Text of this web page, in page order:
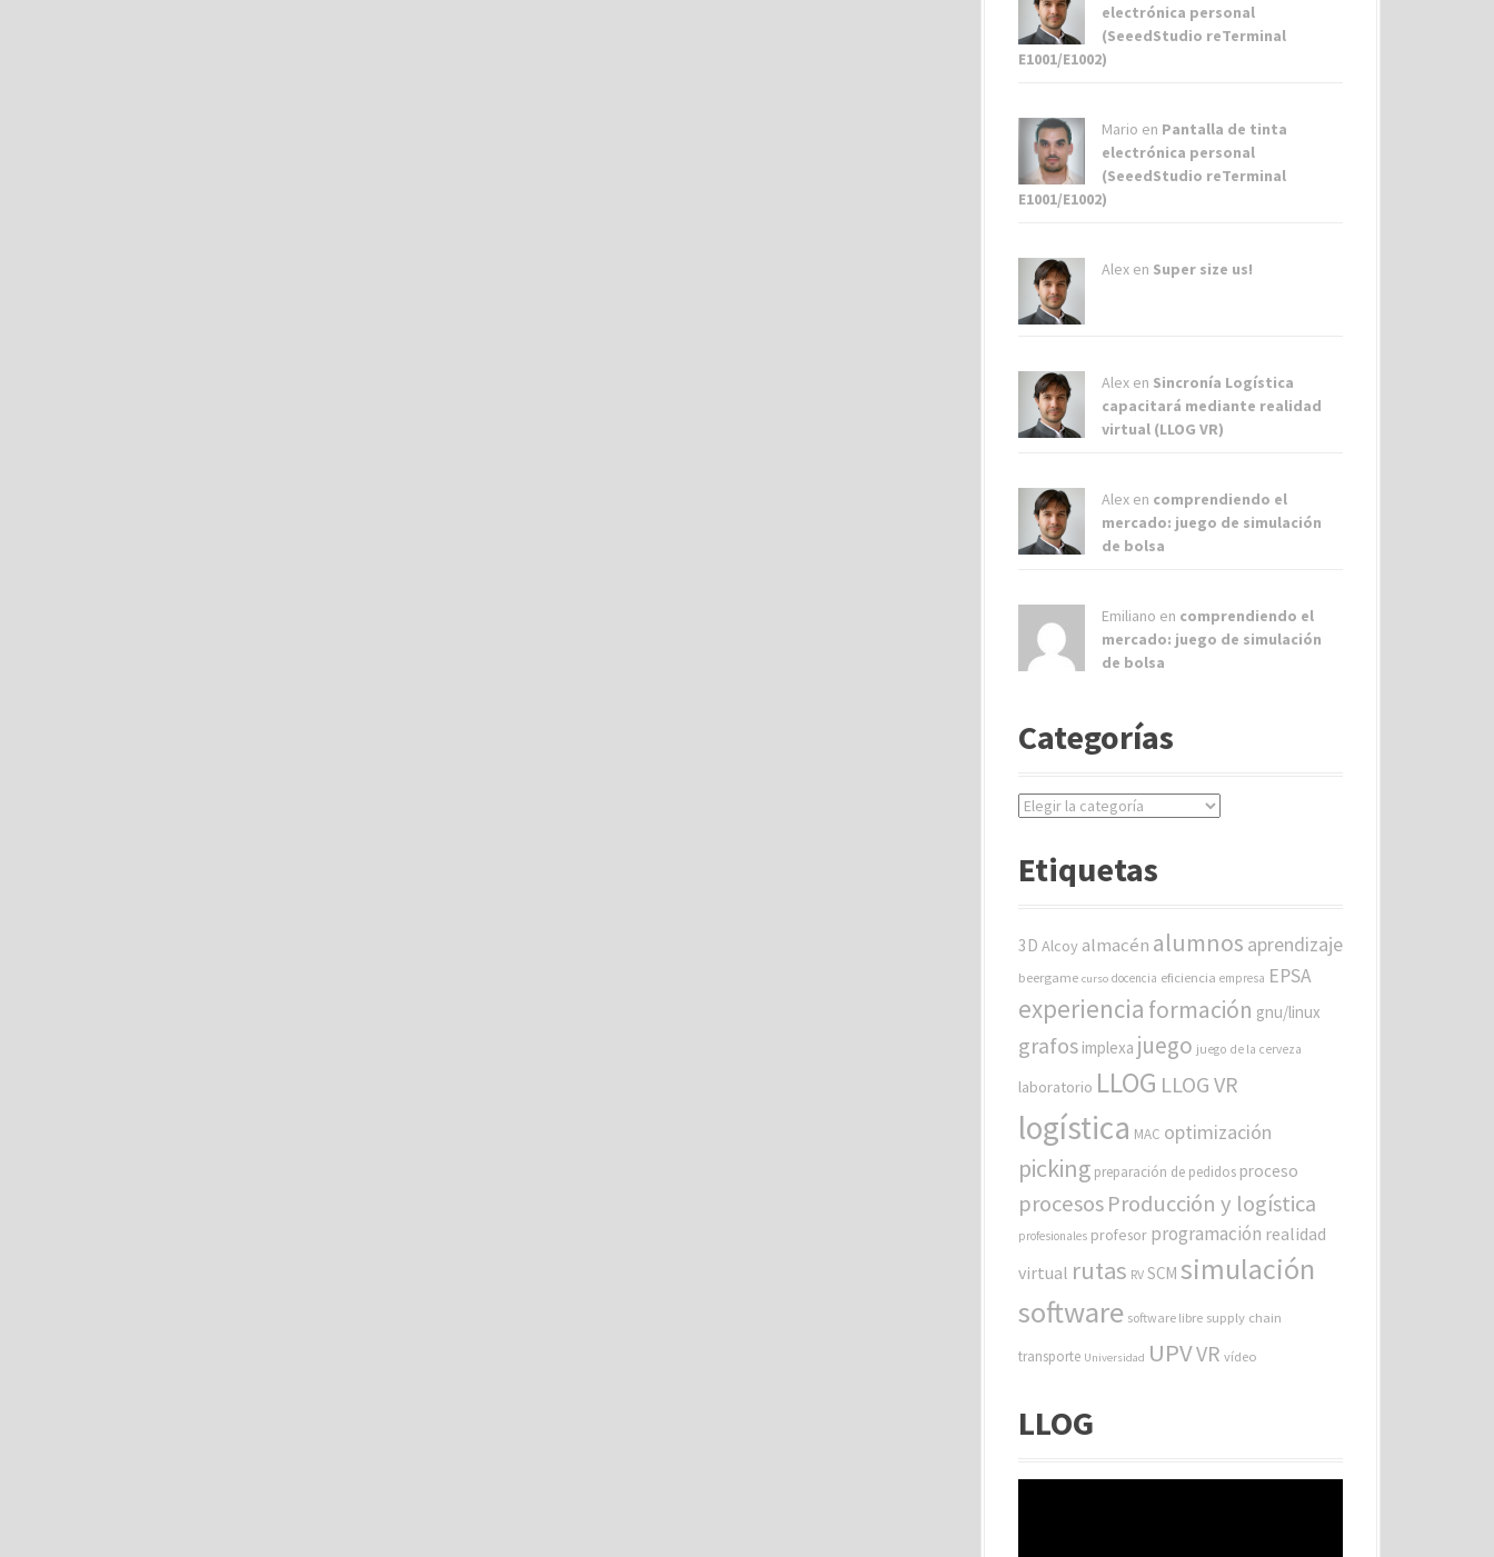
electrónica personal
(SeeedStudio reTerminal
E1001/E1002)
Mario en Pantalla de tinta
electrónica personal
(SeeedStudio reTerminal
E1001/E1002)
Alex en Super size us!
Alex en Sincronía Logística
capacitará mediante realidad
virtual (LLOG VR)
Alex en comprendiendo el
mercado: juego de simulación
de bolsa
Emiliano en comprendiendo el
mercado: juego de simulación
de bolsa
Categorías
C
e
r
s
Etiquetas
3D Alcoy almacén alumnos aprendizaje
beergame curso docencia eficiencia empresa EPSA
experiencia formación gnu/linux
grafos implexa juego juego de la cerveza
laboratorio LLOG LLOG VR
logística MAC optimización
picking preparación de pedidos proceso
procesosProducción y logística
profesionales profesor programación realidad
virtual rutas RV SCM simulación
software software libre supply chain
transporte Universidad UPVVR vídeo
LLOG